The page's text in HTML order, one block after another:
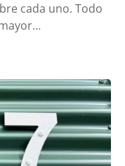
cada uno. Todo